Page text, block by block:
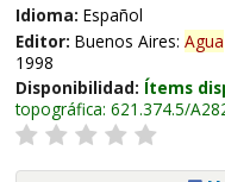
Idioma: Español
Editor: Buenos Aires: Agua
1998
Disponibilidad: Ítems
topográfica: 621.374.5/